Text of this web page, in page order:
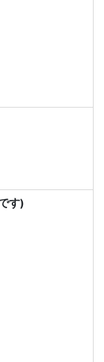
す)